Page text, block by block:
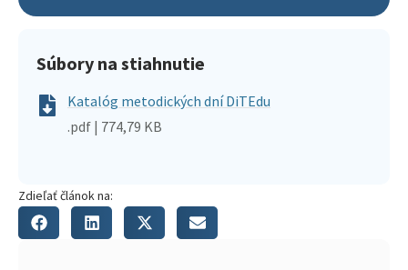
Súbory na stiahnutie
Katalóg metodických dní DiTEdu
.pdf | 774,79 KB
Zdieľať článok na: